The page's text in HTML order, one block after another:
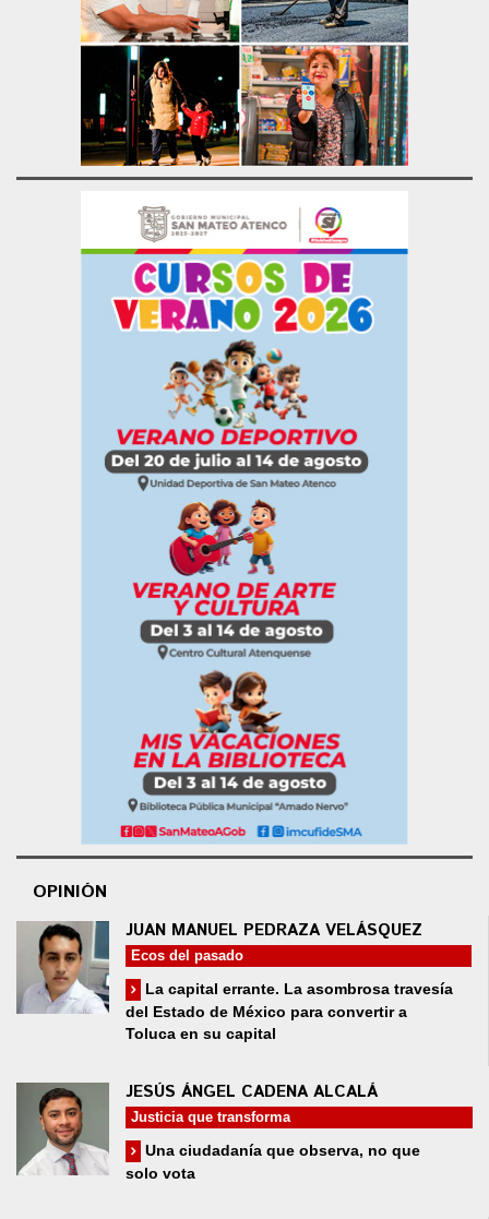
OPINIÓN
JUAN MANUEL PEDRAZA VELÁSQUEZ
Ecos del pasado
La capital errante. La asombrosa travesía
del Estado de México para convertir a
Toluca en su capital
JESÚS ÁNGEL CADENA ALCALÁ
Justicia que transforma
Una ciudadanía que observa, no que
solo vota